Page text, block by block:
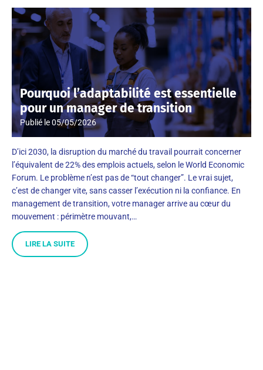
Pourquoi l’adaptabilité est essentielle
pour un manager de transition
Publié le05/05/2026
D’ici 2030, la disruption du marché du travail pourrait concerner
l’équivalent de 22% des emplois actuels, selon le World Economic
Forum. Le problème n’est pas de “tout changer”. Le vrai sujet,
c’est de changer vite, sans casser l’exécution ni la confiance. En
management de transition, votre manager arrive au cœur du
mouvement : périmètre mouvant,…
LIRE LA SUITE